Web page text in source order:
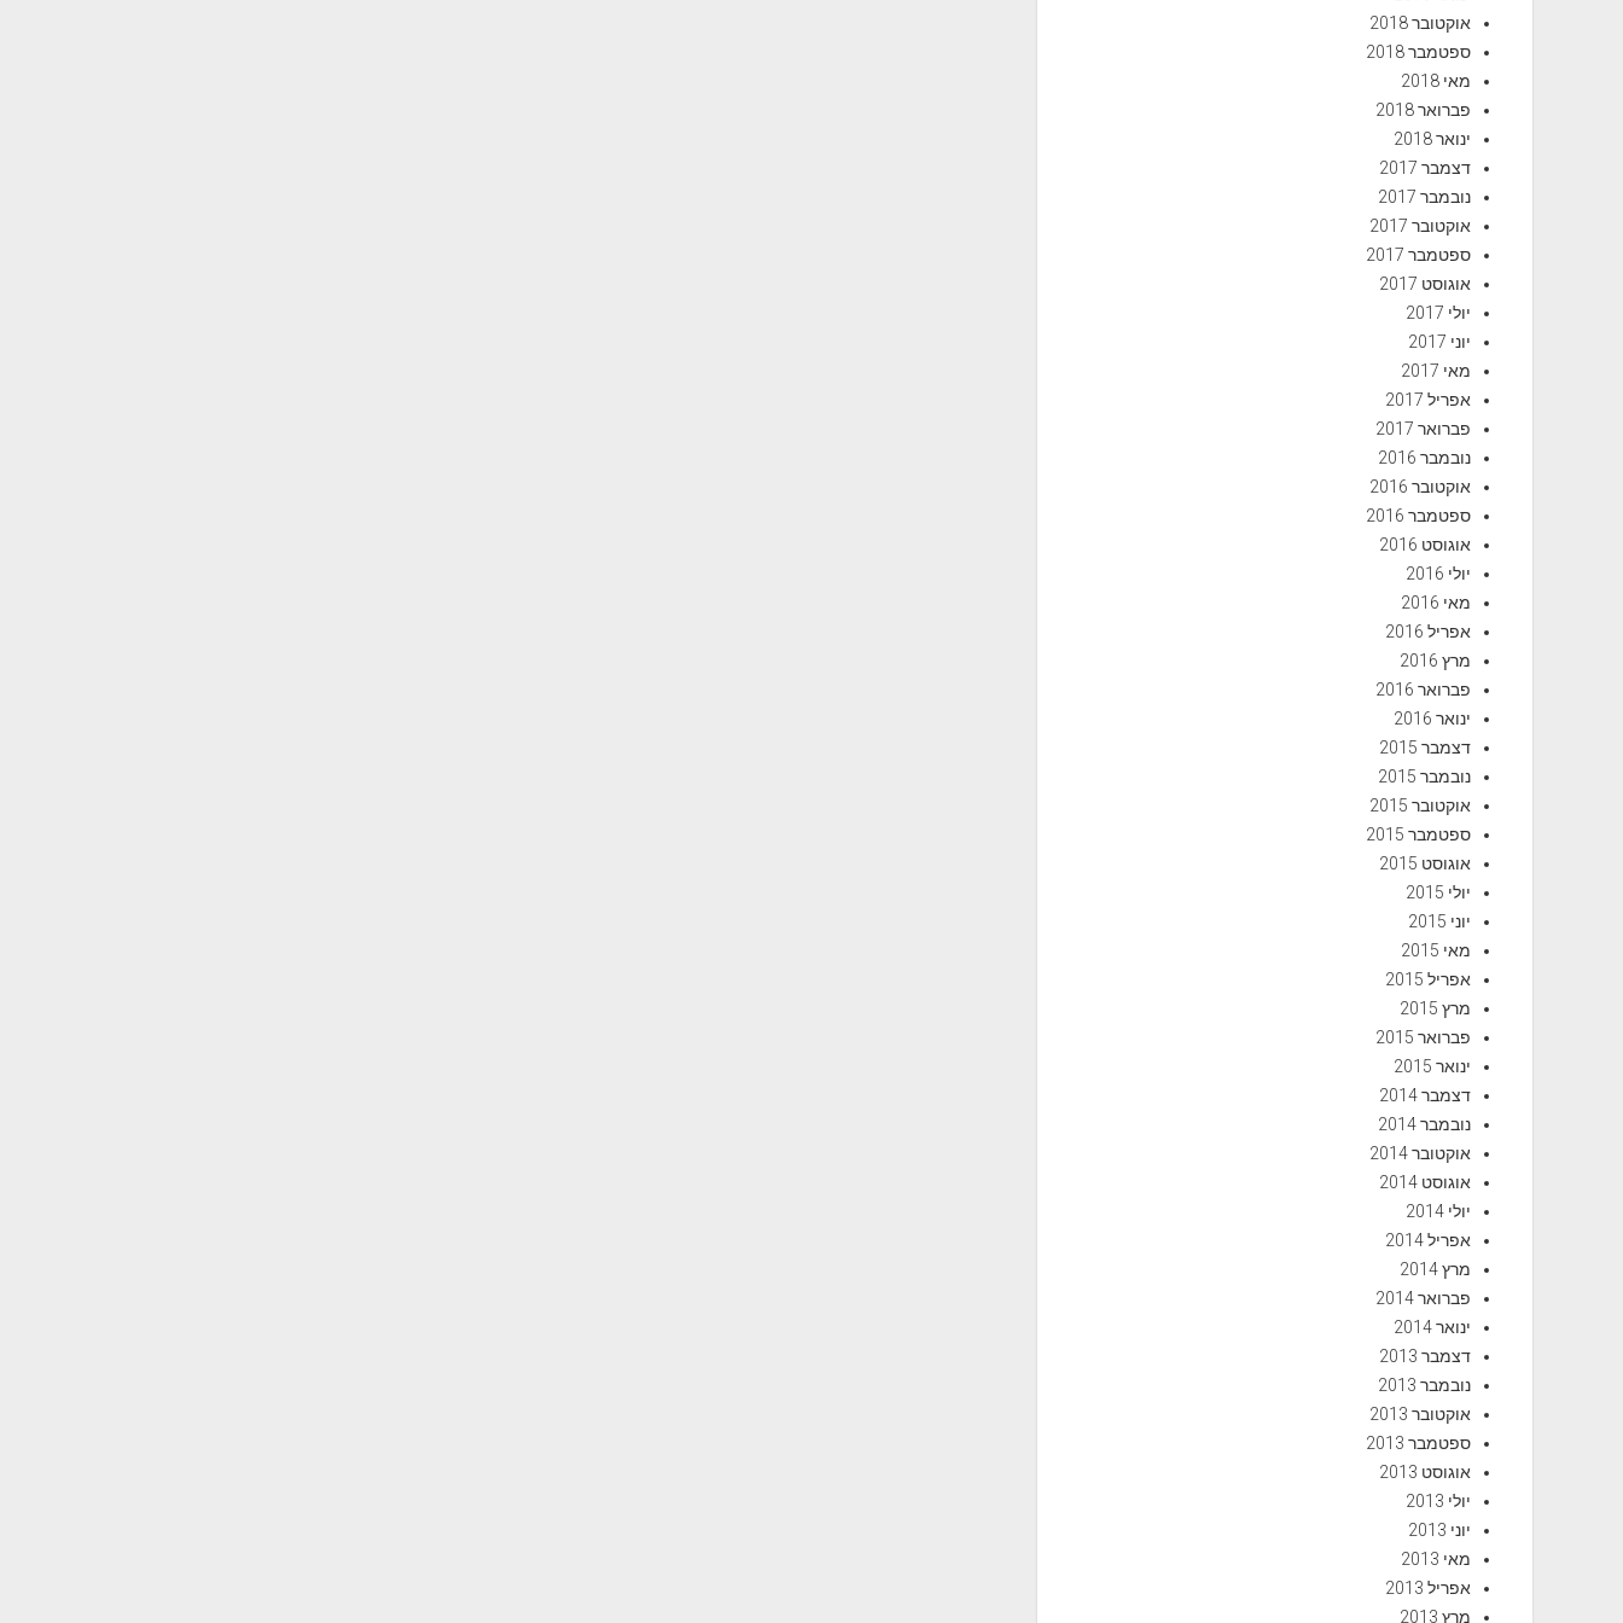
אוקטובר 2018
ספטמבר 2018
מאי 2018
פברואר 2018
ינואר 2018
דצמבר 2017
נובמבר 2017
אוקטובר 2017
ספטמבר 2017
אוגוסט 2017
יולי 2017
יוני 2017
מאי 2017
אפריל 2017
פברואר 2017
נובמבר 2016
אוקטובר 2016
ספטמבר 2016
אוגוסט 2016
יולי 2016
מאי 2016
אפריל 2016
מרץ 2016
פברואר 2016
ינואר 2016
דצמבר 2015
נובמבר 2015
אוקטובר 2015
ספטמבר 2015
אוגוסט 2015
יולי 2015
יוני 2015
מאי 2015
אפריל 2015
מרץ 2015
פברואר 2015
ינואר 2015
דצמבר 2014
נובמבר 2014
אוקטובר 2014
אוגוסט 2014
יולי 2014
אפריל 2014
מרץ 2014
פברואר 2014
ינואר 2014
דצמבר 2013
נובמבר 2013
אוקטובר 2013
ספטמבר 2013
אוגוסט 2013
יולי 2013
יוני 2013
מאי 2013
אפריל 2013
מרץ 2013